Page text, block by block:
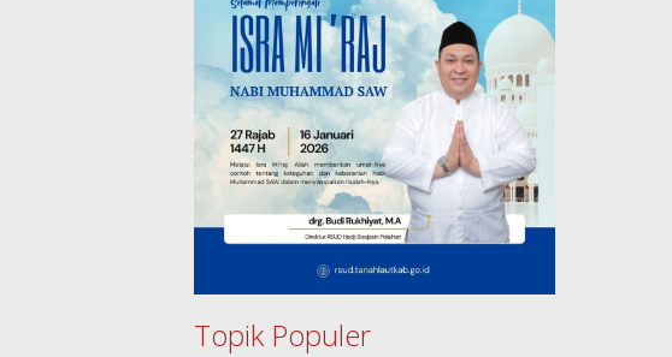
Topik Populer